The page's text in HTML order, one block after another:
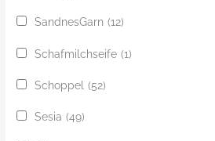
SandnesGarn (12)
Schafmilchseife (1)
Schoppel (52)
Sesia (49)